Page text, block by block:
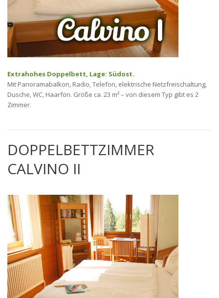
Extrahohes Doppelbett, Lage: Südost.
Mit Panoramabalkon, Radio, Telefon, elektrische Netzfreischaltung,
Dusche, WC, Haarfön. Größe ca. 23 m² – von diesem Typ gibt es 2
Zimmer.
DOPPELBETTZIMMER
CALVINO II